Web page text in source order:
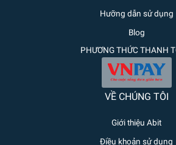
Hưỡng dẫn sử dụng
Blog
PHƯƠNG THỨC THANH
VỀ CHÚNG TÔI
Giới thiệu Abit
Điều khoản sử dụng